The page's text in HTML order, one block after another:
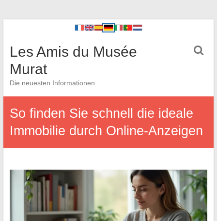
Les Amis du Musée
Murat
Die neuesten Informationen
So finden Sie schnell die ideale
Immobilie durch Online-Anzeigen